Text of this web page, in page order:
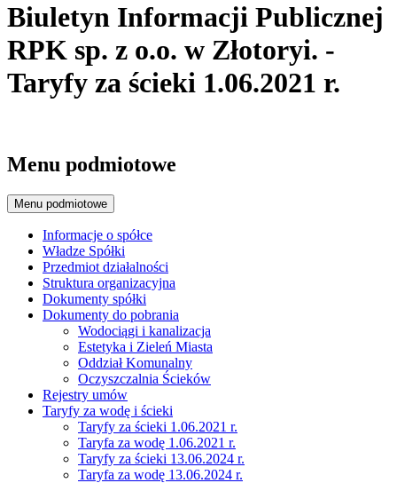
Biuletyn Informacji Publicznej
RPK sp. z o.o. w Złotoryi. -
Taryfy za ścieki 1.06.2021 r.
Menu podmiotowe
Menu podmiotowe
Informacje o spółce
Władze Spółki
Przedmiot działalności
Struktura organizacyjna
Dokumenty spółki
Dokumenty do pobrania
Wodociągi i kanalizacja
Estetyka i Zieleń Miasta
Oddział Komunalny
Oczyszczalnia Ścieków
Rejestry umów
Taryfy za wodę i ścieki
Taryfy za ścieki 1.06.2021 r.
Taryfa za wodę 1.06.2021 r.
Taryfy za ścieki 13.06.2024 r.
Taryfa za wodę 13.06.2024 r.